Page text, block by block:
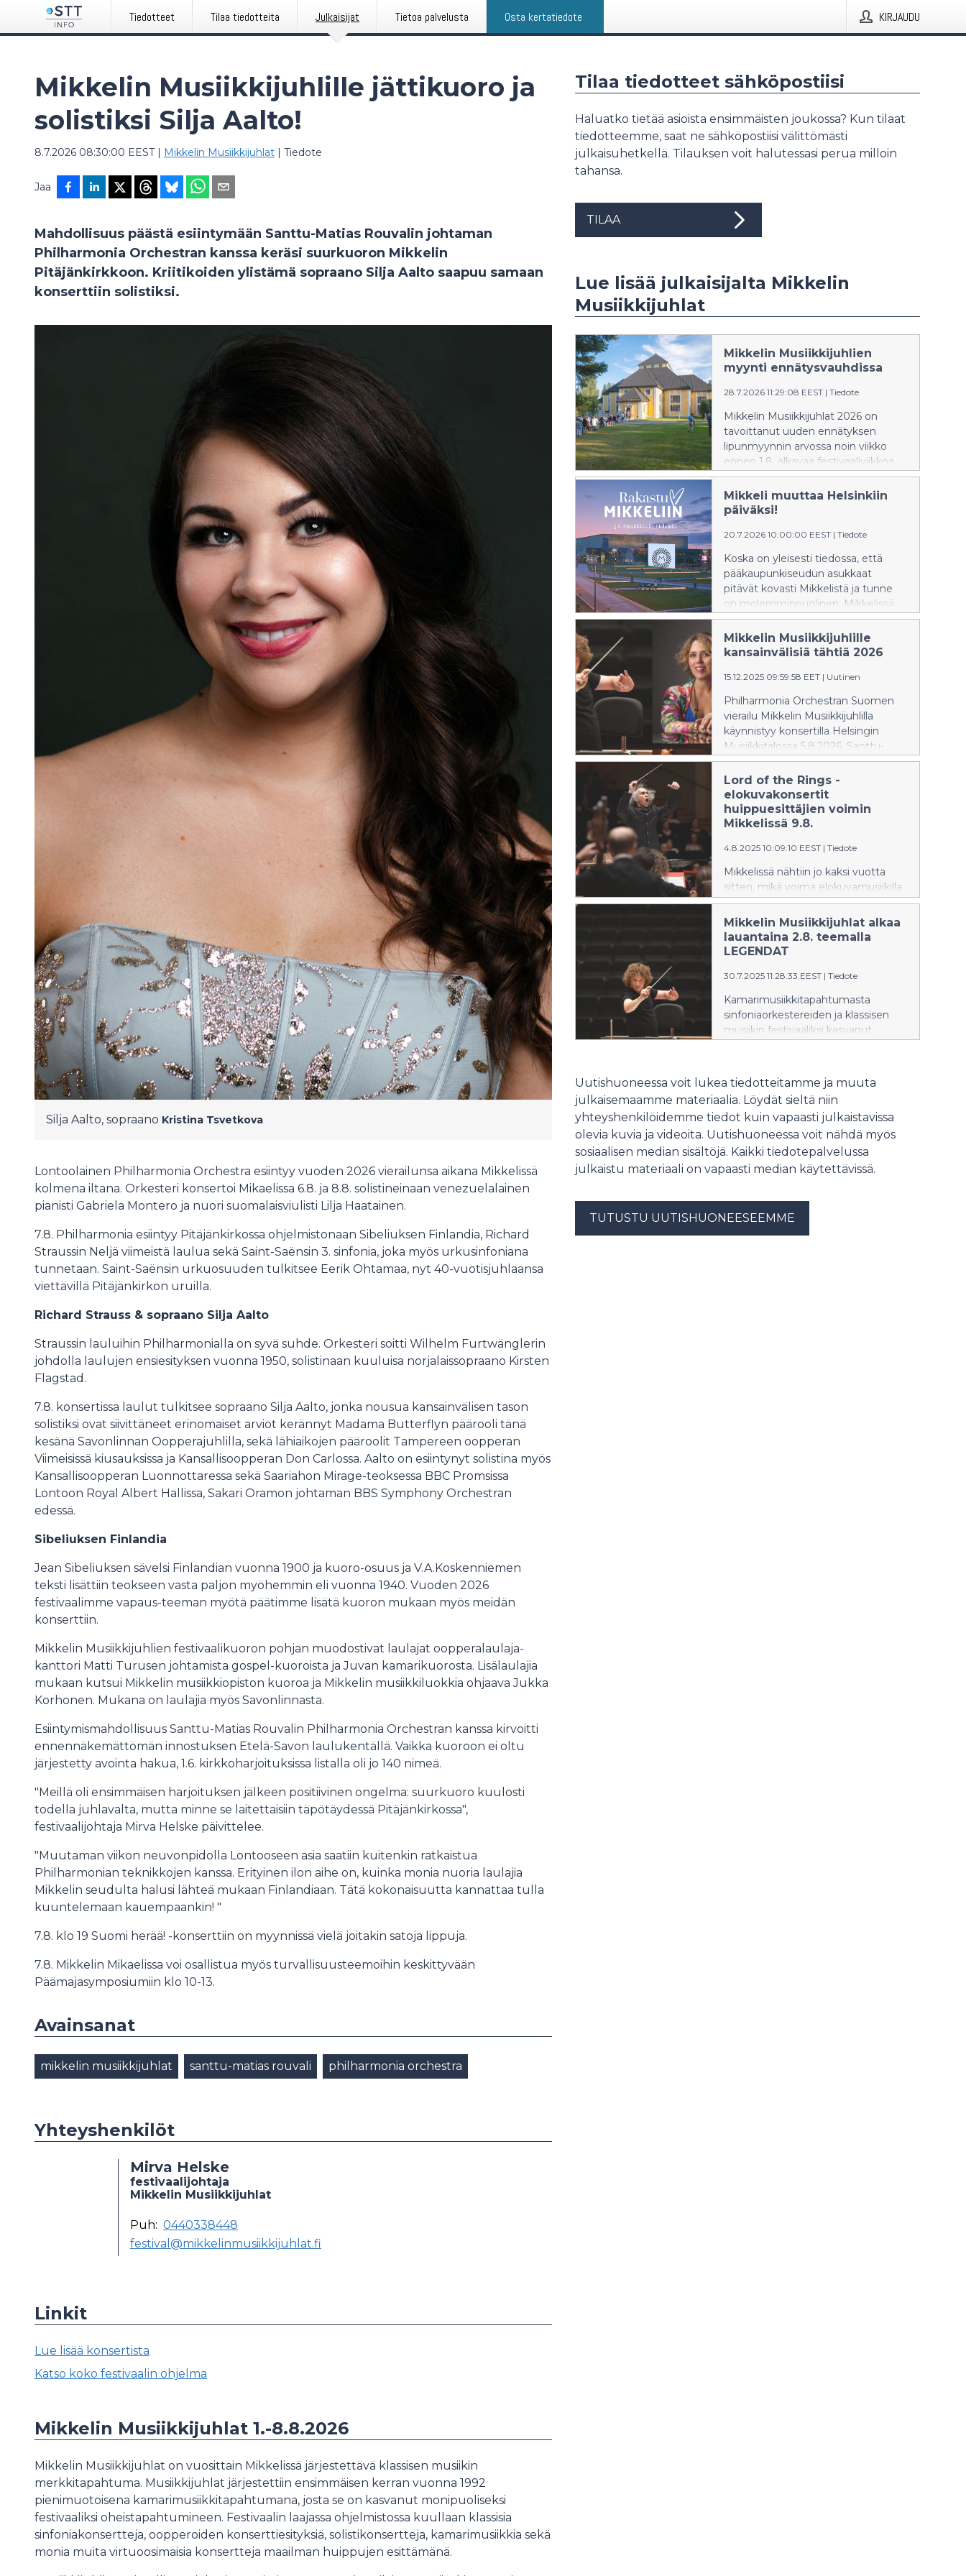
Tiedotteet Tilaa tiedotteita Julkaisijat Tietoa palvelusta Osta kertatiedote KIRJAUDU
Mikkelin Musiikkijuhlille jättikuoro ja
solistiksi Silja Aalto!
8.7.2026 08:30:00 EEST| Mikkelin Musiikkijuhlat | Tiedote
Jaa
Mahdollisuus päästä esiintymään Santtu-Matias Rouvalin johtaman
Philharmonia Orchestran kanssa keräsi suurkuoron Mikkelin
Pitäjänkirkkoon. Kriitikoiden ylistämä sopraano Silja Aalto saapuu samaan
konserttiin solistiksi.
Silja Aalto, sopraano Kristina Tsvetkova
Lontoolainen Philharmonia Orchestra esiintyy vuoden 2026 vierailunsa aikana Mikkelissä
kolmena iltana. Orkesteri konsertoi Mikaelissa 6.8. ja 8.8. solistineinaan venezuelalainen
pianisti Gabriela Montero ja nuori suomalaisviulisti Lilja Haatainen.
7.8. Philharmonia esiintyy Pitäjänkirkossa ohjelmistonaan Sibeliuksen Finlandia, Richard
Straussin Neljä viimeistä laulua sekä Saint-Saënsin 3. sinfonia, joka myös urkusinfoniana
tunnetaan. Saint-Saënsin urkuosuuden tulkitsee Eerik Ohtamaa, nyt 40-vuotisjuhlaansa
viettävillä Pitäjänkirkon uruilla.
Richard Strauss & sopraano Silja Aalto
Straussin lauluihin Philharmonialla on syvä suhde. Orkesteri soitti Wilhelm Furtwänglerin
johdolla laulujen ensiesityksen vuonna 1950, solistinaan kuuluisa norjalaissopraano Kirsten
Flagstad.
7.8. konsertissa laulut tulkitsee sopraano Silja Aalto, jonka nousua kansainvälisen tason
solistiksi ovat siivittäneet erinomaiset arviot kerännyt Madama Butterflyn päärooli tänä
kesänä Savonlinnan Oopperajuhlilla, sekä lähiaikojen pääroolit Tampereen oopperan
Viimeisissä kiusauksissa ja Kansallisoopperan Don Carlossa. Aalto on esiintynyt solistina myös
Kansallisoopperan Luonnottaressa sekä Saariahon Mirage-teoksessa BBC Promsissa
Lontoon Royal Albert Hallissa, Sakari Oramon johtaman BBS Symphony Orchestran
edessä.
Sibeliuksen Finlandia
Jean Sibeliuksen sävelsi Finlandian vuonna 1900 ja kuoro-osuus ja V.A.Koskenniemen
teksti lisättiin teokseen vasta paljon myöhemmin eli vuonna 1940. Vuoden 2026
festivaalimme vapaus-teeman myötä päätimme lisätä kuoron mukaan myös meidän
konserttiin.
Mikkelin Musiikkijuhlien festivaalikuoron pohjan muodostivat laulajat oopperalaulaja-
kanttori Matti Turusen johtamista gospel-kuoroista ja Juvan kamarikuorosta. Lisälaulajia
mukaan kutsui Mikkelin musiikkiopiston kuoroa ja Mikkelin musiikkiluokkia ohjaava Jukka
Korhonen. Mukana on laulajia myös Savonlinnasta.
Esiintymismahdollisuus Santtu-Matias Rouvalin Philharmonia Orchestran kanssa kirvoitti
ennennäkemättömän innostuksen Etelä-Savon laulukentällä. Vaikka kuoroon ei oltu
järjestetty avointa hakua, 1.6. kirkkoharjoituksissa listalla oli jo 140 nimeä.
"Meillä oli ensimmäisen harjoituksen jälkeen positiivinen ongelma: suurkuoro kuulosti
todella juhlavalta, mutta minne se laitettaisiin täpötäydessä Pitäjänkirkossa",
festivaalijohtaja Mirva Helske päivittelee.
"Muutaman viikon neuvonpidolla Lontooseen asia saatiin kuitenkin ratkaistua
Philharmonian teknikkojen kanssa. Erityinen ilon aihe on, kuinka monia nuoria laulajia
Mikkelin seudulta halusi lähteä mukaan Finlandiaan. Tätä kokonaisuutta kannattaa tulla
kuuntelemaan kauempaankin! "
7.8. klo 19 Suomi herää! -konserttiin on myynnissä vielä joitakin satoja lippuja.
7.8. Mikkelin Mikaelissa voi osallistua myös turvallisuusteemoihin keskittyvään
Päämajasymposiumiin klo 10-13.
Avainsanat
mikkelin musiikkijuhlat santtu-matias rouvali philharmonia orchestra
Yhteyshenkilöt
Mirva Helske
festivaalijohtaja
Mikkelin Musiikkijuhlat
Puh: 0440338448
festival@mikkelinmusiikkijuhlat.fi
Linkit
Lue lisää konsertista
Katso koko festivaalin ohjelma
Mikkelin Musiikkijuhlat 1.-8.8.2026
Mikkelin Musiikkijuhlat on vuosittain Mikkelissä järjestettävä klassisen musiikin
merkkitapahtuma. Musiikkijuhlat järjestettiin ensimmäisen kerran vuonna 1992
pienimuotoisena kamarimusiikkitapahtumana, josta se on kasvanut monipuoliseksi
festivaaliksi oheistapahtumineen. Festivaalin laajassa ohjelmistossa kuullaan klassisia
sinfoniakonsertteja, oopperoiden konserttiesityksiä, solistikonsertteja, kamarimusiikkia sekä
monia muita virtuoosimaisia konsertteja maailman huippujen esittämänä.
Tilaa tiedotteet sähköpostiisi
Haluatko tietää asioista ensimmäisten joukossa? Kun tilaat
tiedotteemme, saat ne sähköpostiisi välittömästi
julkaisuhetkellä. Tilauksen voit halutessasi perua milloin
tahansa.
TILAA
Lue lisää julkaisijalta Mikkelin
Musiikkijuhlat
Mikkelin Musiikkijuhlien
myynti ennätysvauhdissa
28.7.2026 11:29:08 EEST | Tiedote
Mikkelin Musiikkijuhlat 2026 on
tavoittanut uuden ennätyksen
lipunmyynnin arvossa noin viikko
ennen 1.8. alkavaa festivaaliviikkoa.
Mikkeli muuttaa Helsinkiin
päiväksi!
20.7.2026 10:00:00 EEST | Tiedote
Koska on yleisesti tiedossa, että
pääkaupunkiseudun asukkaat
pitävät kovasti Mikkelistä ja tunne
on molemminpuolinen, Mikkelissä
päätettiin saattaa myös loput
helsinkiläiset mukavan asian äärelle.
Mikkelin kaupunki
Helsingin Musiikkitalon 5. elokuuta ja
kutsuu pääkaupunkiseudun
asukkaat tutustumaan ja
ihastumaan kaupunkiimme.
Mikkelin Musiikkijuhlille
kansainvälisiä tähtiä 2026
15.12.2025 09:59:58 EET | Uutinen
Philharmonia Orchestran Suomen
vierailu Mikkelin Musiikkijuhlilla
käynnistyy konsertilla Helsingin
Musiikkitalossa 5.8.2026. Santtu-
Matias Rouvalin johtaman konsertin
solistina kuullaan venezuelalainen
tähtipianisti Gabriela Montero. Muut
Philharmonia Orchestran konsertit
kuullaan Mikkelin Musiikkijuhlilla
Lord of the Rings -
elokuvakonsertit
huippuesittäjien voimin
Mikkelissä 9.8.
4.8.2025 10:09:10 EEST | Tiedote
Mikkelissä nähtiin jo kaksi vuotta
sitten, mikä voima elokuvamusiikilla
voi olla. Kaupunki täyttyi Harry
Potter -faneista ja oheisohjelmasta
ja houkutti paikalle myös rooliasuihin
pukeutuneita konserttivieraita.
loppuun ja yleisö osoitti suosiotaan
seisten. Tänä vuonna vuorossa ovat
Lord of the Rings -konsertit ja
odotukset ovat vähintään yhtä
korkealla.
Mikkelin Musiikkijuhlat alkaa
lauantaina 2.8. teemalla
LEGENDAT
30.7.2025 11:28:33 EEST | Tiedote
Kamarimusiikkitapahtumasta
sinfoniaorkestereiden ja klassisen
musiikin festivaaliksi kasvanut
festivaalilla esiintyy kansainvälisiä
klassisen musiikin tähtiä ja
rakastetuimpia kotimaisia taiteilijoita,
sinfoniaorkestereita ja kuoroja
huippukapellimestareiden johdolla.
Kesän 2025 ohjelmiston inspiraationa
ovat legendaariset tarut, eepokset,
Uutishuoneessa voit lukea tiedotteitamme ja muuta
julkaisemaamme materiaalia. Löydät sieltä niin
yhteyshenkilöidemme tiedot kuin vapaasti julkaistavissa
olevia kuvia ja videoita. Uutishuoneessa voit nähdä myös
sosiaalisen median sisältöjä. Kaikki tiedotepalvelussa
julkaistu materiaali on vapaasti median käytettävissä.
TUTUSTU UUTISHUONEESEEMME